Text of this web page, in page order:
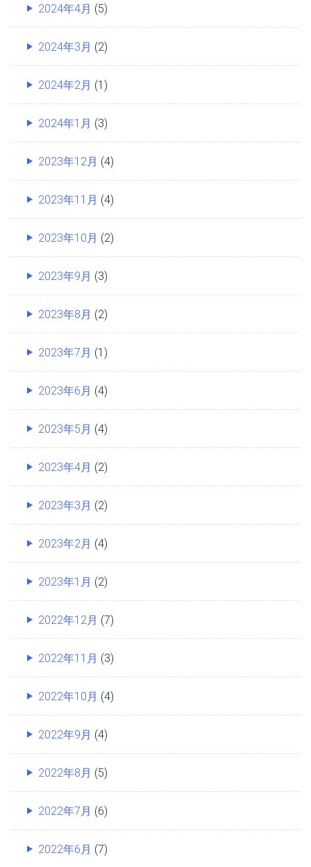
2024年4月 (5)
2024年3月 (2)
2024年2月 (1)
2024年1月 (3)
2023年12月 (4)
2023年11月 (4)
2023年10月 (2)
2023年9月 (3)
2023年8月 (2)
2023年7月 (1)
2023年6月 (4)
2023年5月 (4)
2023年4月 (2)
2023年3月 (2)
2023年2月 (4)
2023年1月 (2)
2022年12月 (7)
2022年11月 (3)
2022年10月 (4)
2022年9月 (4)
2022年8月 (5)
2022年7月 (6)
2022年6月 (7)